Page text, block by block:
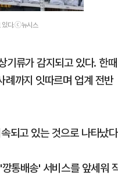
있다.ⓒ뉴시스
기류가 감지되고 있다. 한때
례까지 잇따르며 업계 전반
되고 있는 것으로 나타났
통배송' 서비스를 앞세워